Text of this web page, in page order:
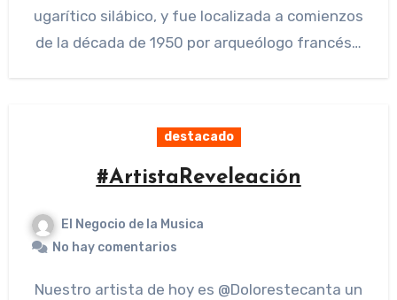
ugarítico silábico, y fue localizada a comienzos
de la década de 1950 por arqueólogo francés…
destacado
#ArtistaReveleación
El Negocio de la Musica
No hay comentarios
Nuestro artista de hoy es @Dolorestecanta un